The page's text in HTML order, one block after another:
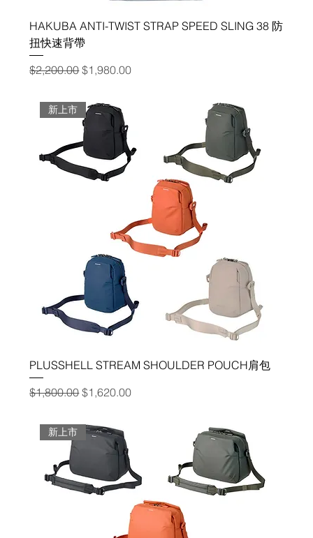
HAKUBA ANTI-TWIST STRAP SPEED SLING 38 防
扭快速背帶
一般價格
$2,200.00促銷價格
$1,980.00
新上市
PLUSSHELL STREAM SHOULDER POUCH肩包
一般價格
$1,800.00促銷價格
$1,620.00
新上市